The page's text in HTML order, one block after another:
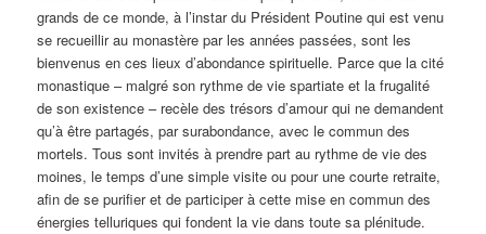
grands de ce monde, à l’instar du Président Poutine qui est venu
se recueillir au monastère par les années passées, sont les
bienvenus en ces lieux d’abondance spirituelle. Parce que la cité
monastique – malgré son rythme de vie spartiate et la frugalité
de son existence – recèle des trésors d’amour qui ne demandent
qu’à être partagés, par surabondance, avec le commun des
mortels. Tous sont invités à prendre part au rythme de vie des
moines, le temps d’une simple visite ou pour une courte retraite,
afin de se purifier et de participer à cette mise en commun des
énergies telluriques qui fondent la vie dans toute sa plénitude.